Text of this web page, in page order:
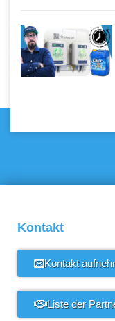
Kontakt
Kontakt
Liste der